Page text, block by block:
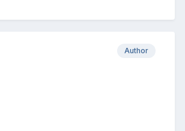
Author